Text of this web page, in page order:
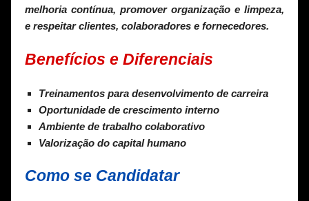
melhoria contínua, promover organização e limpeza,
e respeitar clientes, colaboradores e fornecedores.
Benefícios e Diferenciais
Treinamentos para desenvolvimento de carreira
Oportunidade de crescimento interno
Ambiente de trabalho colaborativo
Valorização do capital humano
Como se Candidatar